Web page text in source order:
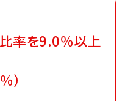
率を9.0％以上
）